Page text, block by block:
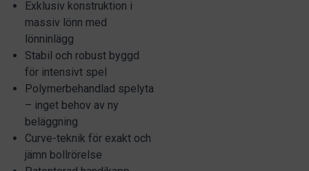
Exklusiv konstruktion i
massiv lönn med
lönninlägg
Stabil och robust byggd
för intensivt spel
Polymerbehandlad spelyta
– inget behov av ny
beläggning
Curve-teknik för exakt och
jämn bollrörelse